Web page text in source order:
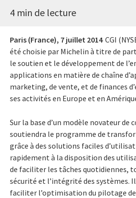
4 min de lecture
Paris (France), 7 juillet 2014 CGI
été choisie par Michelin à titre de
le soutien et le développement de
applications en matière de chaîne
marketing, de vente, et de finances
ses activités en Europe et en
Sur la base d’un modèle novateur de
soutiendra le programme de
grâce à des solutions faciles
rapidement à la disposition des
de faciliter les tâches quotidiennes,
sécurité et l’intégrité des systèmes.
faciliter l’optimisation du pilotage